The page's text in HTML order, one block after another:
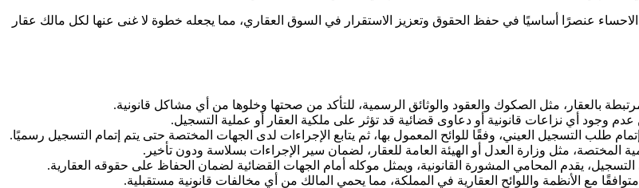
عنصرًا أساسيًا في حفظ الحقوق وتعزيز الاستقرار في السوق العقاري، مما يجعله خطوة لا غنى عنها لكل مالك عقار
بالعقار، مثل الصكوك والعقود والوثائق الرسمية، للتأكد من صحتها وخلوها من أي مشاكل قانونية.
وجود أي نزاعات قانونية أو دعاوى قضائية قد تؤثر على ملكية العقار أو عملية التسجيل.
طلب التسجيل العيني، وفقًا للوائح المعمول بها، ثم يتابع الإجراءات لدى الجهات المختصة حتى يتم إتمام التسجيل رسميًا.
المختصة، مثل وزارة العدل أو الهيئة العامة للعقار، لضمان سير الإجراءات بسلاسة ودون تأخير.
يقدم المحامي المشورة القانونية، ويمثل موكله أمام الجهات القضائية لضمان الحفاظ على حقوقه العقارية.
مع الأنظمة واللوائح العقارية في المملكة، مما يحمي المالك من أي مخالفات قانونية مستقبلية.